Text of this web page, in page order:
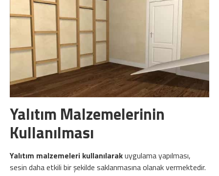
Yalıtım Malzemelerinin
Kullanılması
Yalıtım malzemeleri kullanılarakuygulama yapılması,
sesin daha etkili bir şekilde saklanmasına olanak vermektedir.